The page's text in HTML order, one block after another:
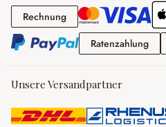
RechnungRechnung
Ratenzahlung
Unsere Versandpartner